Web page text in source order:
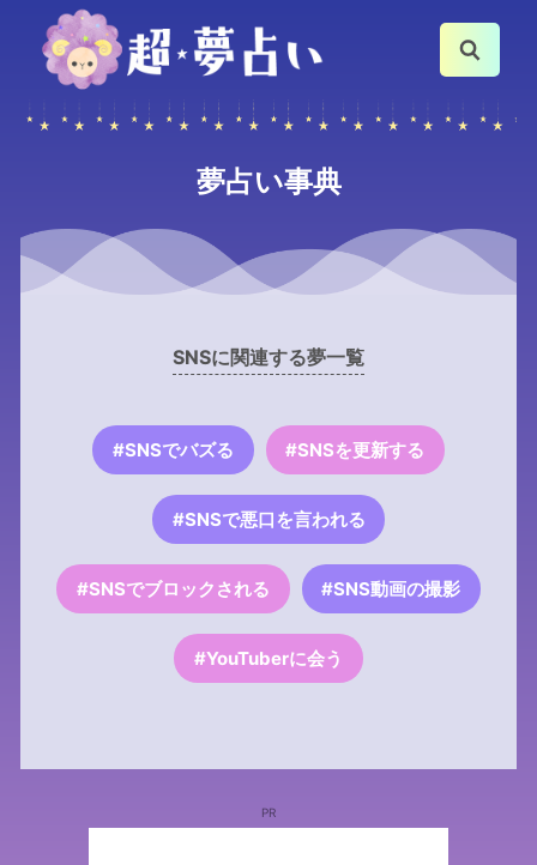
夢占い事典
SNSに関連する夢一覧
#SNSでバズる #SNSを更新する
#SNSで悪口を言われる
#SNSでブロックされる #SNS動画の撮影
#YouTuberに会う